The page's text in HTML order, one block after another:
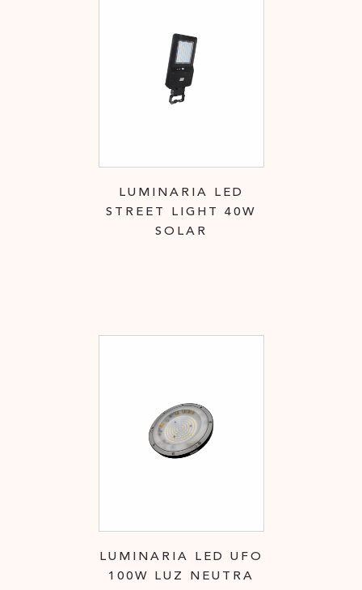
LUMINARIA LED
STREET LIGHT 40W
SOLAR
LUMINARIA LED UFO
100W LUZ NEUTRA